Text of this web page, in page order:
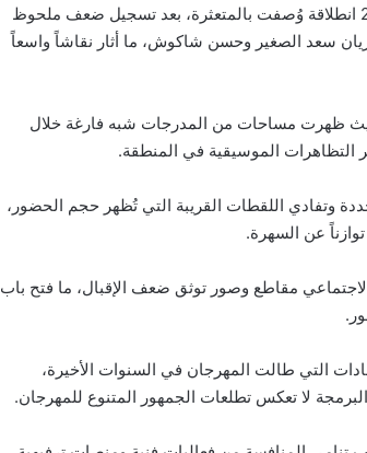
شهدت الدورة الجديدة من مهرجان “موازين.. إيقاعات العالم” لسنة 2026 انطلاقة وُصفت بالمتعثرة، بعد تسجيل ضعف ملحوظ
سعد الصغير وحسن شاكوش، ما أثار نقاشاً واسعاً
حيث ظهرت مساحات من المدرجات شبه فارغة خلال
التظاهرات الموسيقية في المنطقة.
وتفادي اللقطات القريبة التي تُظهر حجم الحضور،
عن السهرة.
مقاطع وصور توثق ضعف الإقبال، ما فتح باب
التي طالت المهرجان في السنوات الأخيرة،
لا تعكس تطلعات الجمهور المتنوع للمهرجان.